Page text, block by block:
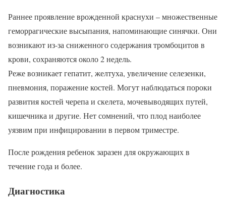
Раннее проявление врожденной краснухи – множественные
геморрагические высыпания, напоминающие синячки. Они
возникают из-за сниженного содержания тромбоцитов в
крови, сохраняются около 2 недель.
Реже возникает гепатит, желтуха, увеличение селезенки,
пневмония, поражение костей. Могут наблюдаться пороки
развития костей черепа и скелета, мочевыводящих путей,
кишечника и другие. Нет сомнений, что плод наиболее
уязвим при инфицировании в первом триместре.
После рождения ребенок заразен для окружающих в
течение года и более.
Диагностика